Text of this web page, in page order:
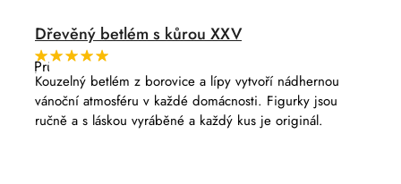
Dřevěný betlém s kůrou XXV
Průměrné
hodnocení
produktu
je
5,0
z
Kouzelný betlém z borovice a lípy vytvoří nádhernou
vánoční atmosféru v každé domácnosti. Figurky jsou
ručně a s láskou vyráběné a každý kus je originál.